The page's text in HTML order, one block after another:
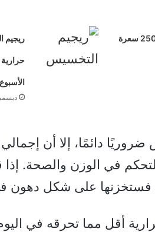
برنامج غذائي للتنشيف: 2500 سعرة
الأسبوع
ديسمبر 2,
دائمًا، إلا أن
في الوزن والصحة.
فستخزنها على شكل دهون
أقل مما تحرقه في